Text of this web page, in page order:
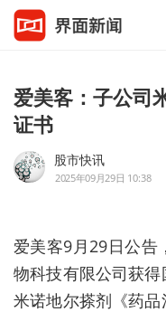
爱美客：子公司
证书
股市快讯
2025年09月29日 10:38
爱美客9月29日公告
物科技有限公司获
米诺地尔搽剂《药